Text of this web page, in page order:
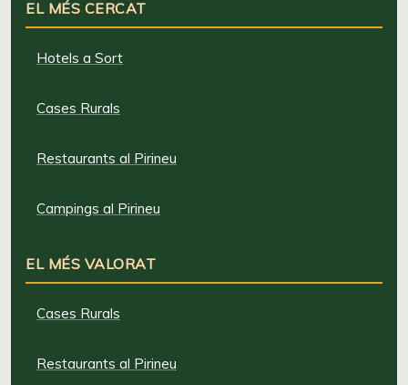
EL MÉS CERCAT
Hotels a Sort
Cases Rurals
Restaurants al Pirineu
Campings al Pirineu
EL MÉS VALORAT
Cases Rurals
Restaurants al Pirineu